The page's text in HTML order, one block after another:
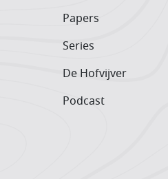
Papers
Series
De Hofvijver
Podcast